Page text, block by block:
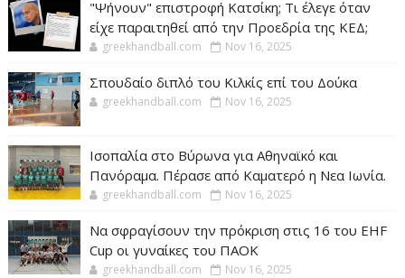
"Ψήνουν" επιστροφή Κατσίκη; Τι έλεγε όταν
είχε παραιτηθεί από την Προεδρία της ΚΕΔ;
greekhandball.com Nov 16, 2025
Σπουδαίο διπλό του Κιλκίς επί του Δούκα
greekhandball.com Nov 16, 2025
Ισοπαλία στο Βύρωνα για Αθηναϊκό και
Πανόραμα. Πέρασε από Καματερό η Νεα Ιωνία.
greekhandball.com Nov 16, 2025
Να σφραγίσουν την πρόκριση στις 16 του EHF
Cup οι γυναίκες του ΠΑΟΚ
greekhandball.com Nov 16, 2025